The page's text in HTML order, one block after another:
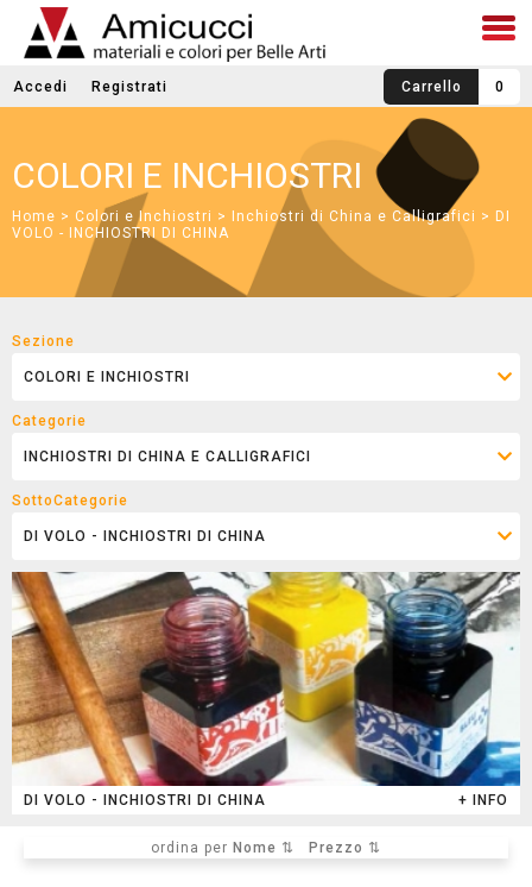
Carrello 0
Accedi Registrati
COLORI E INCHIOSTRI
Home > Colori e Inchiostri > Inchiostri di China e Calligrafici > DI
VOLO - INCHIOSTRI DI CHINA
Sezione
Categorie
SottoCategorie
DI VOLO - INCHIOSTRI DI CHINA + INFO
ordina per Nome ⇅ Prezzo ⇅